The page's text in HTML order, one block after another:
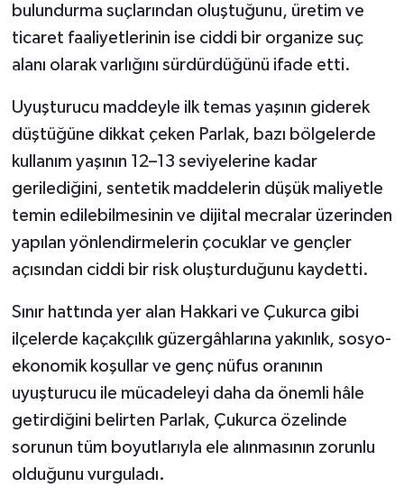
bulundurma suçlarından oluştuğunu, üretim ve
ticaret faaliyetlerinin ise ciddi bir organize suç
alanı olarak varlığını sürdürdüğünü ifade etti.
Uyuşturucu maddeyle ilk temas yaşının giderek
düştüğüne dikkat çeken Parlak, bazı bölgelerde
kullanım yaşının 12–13 seviyelerine kadar
gerilediğini, sentetik maddelerin düşük maliyetle
temin edilebilmesinin ve dijital mecralar üzerinden
yapılan yönlendirmelerin çocuklar ve gençler
açısından ciddi bir risk oluşturduğunu kaydetti.
Sınır hattında yer alan Hakkari ve Çukurca gibi
ilçelerde kaçakçılık güzergâhlarına yakınlık, sosyo-
ekonomik koşullar ve genç nüfus oranının
uyuşturucu ile mücadeleyi daha da önemli hâle
getirdiğini belirten Parlak, Çukurca özelinde
sorunun tüm boyutlarıyla ele alınmasının zorunlu
olduğunu vurguladı.